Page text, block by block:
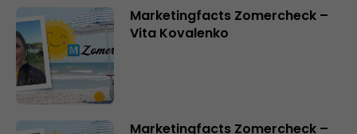
Marketingfacts Zomercheck –
Vita Kovalenko
Marketingfacts Zomercheck –